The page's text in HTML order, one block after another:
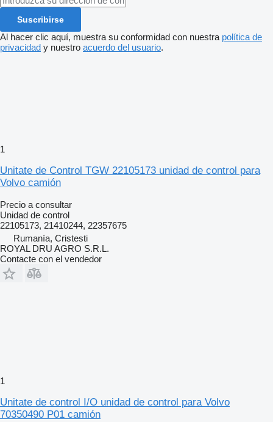
Suscribirse
Al hacer clic aquí, muestra su conformidad con nuestra política de
privacidad y nuestro acuerdo del usuario.
1
Unitate de Control TGW 22105173 unidad de control para
Volvo camión
Precio a consultar
Unidad de control
22105173, 21410244, 22357675
Rumanía, Cristesti
ROYAL DRU AGRO S.R.L.
Contacte con el vendedor
1
Unitate de control I/O unidad de control para Volvo
70350490 P01 camión